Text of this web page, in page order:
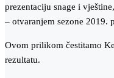
prezentaciju snage i
– otvaranjem sezone 2019.
Ovom prilikom čestitamo
rezultatu.